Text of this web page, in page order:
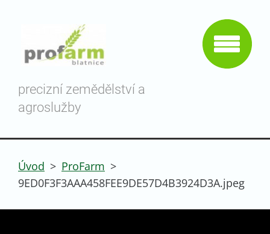
precizní zemědělství a
agroslužby
Úvod > ProFarm >
9ED0F3F3AAA458FEE9DE57D4B3924D3A.jpeg